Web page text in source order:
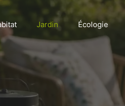
Jardin Écologie